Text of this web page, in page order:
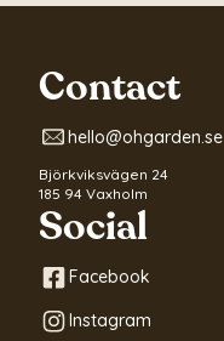
Contact
hello@ohgarden.se
Björkviksvägen 24
185 94 Vaxholm
Social
Facebook
Instagram